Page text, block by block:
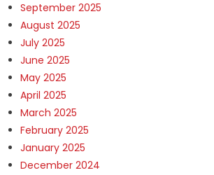
September 2025
August 2025
July 2025
June 2025
May 2025
April 2025
March 2025
February 2025
January 2025
December 2024